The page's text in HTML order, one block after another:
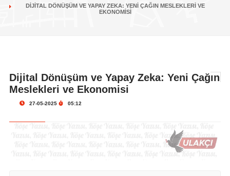
DIJITAL DÖNÜŞÜM VE YAPAY ZEKA: YENI ÇAĞIN MESLEKLERI VE
EKONOMISI
Dijital Dönüşüm ve Yapay Zeka: Yeni Çağın
Meslekleri ve Ekonomisi
27-05-2025 05:12